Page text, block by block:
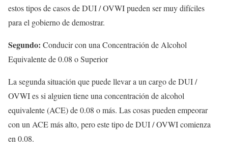
estos tipos de casos de DUI / OVWI pueden ser muy difíciles
para el gobierno de demostrar.
Segundo: Conducir con una Concentración de Alcohol
Equivalente de 0.08 o Superior
La segunda situación que puede llevar a un cargo de DUI /
OVWI es si alguien tiene una concentración de alcohol
equivalente (ACE) de 0.08 o más. Las cosas pueden empeorar
con un ACE más alto, pero este tipo de DUI / OVWI comienza
en 0.08.